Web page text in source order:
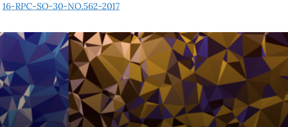
16-RPC-SO-30-NO.562-2017